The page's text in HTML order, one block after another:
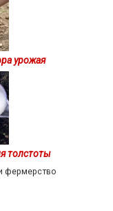
урожая
толстоты
фермерство